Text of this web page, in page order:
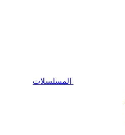
المسلسلات